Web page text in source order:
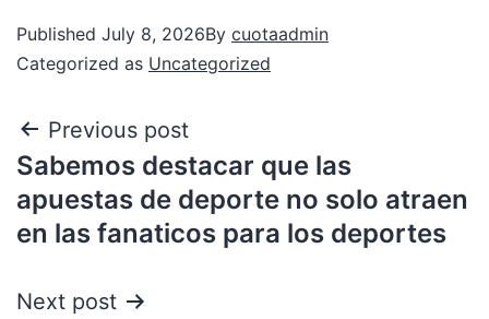
Published July 8, 2026By cuotaadmin
Categorized as Uncategorized
Previous post
Sabemos destacar que las
apuestas de deporte no solo atraen
en las fanaticos para los deportes
Next post